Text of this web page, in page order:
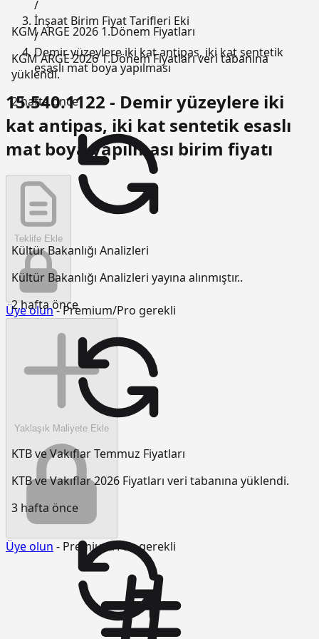
KGM ARGE 2026 1.Dönem Fiyatları
KGM ARGE 2026 1.Dönem Fiyatları veri tabanına
yüklendi.
2 hafta önce
Kültür Bakanlığı Analizleri
Kültür Bakanlığı Analizleri yayına alınmıştır..
2 hafta önce
KTB ve Vakıflar Temmuz Fiyatları
KTB ve Vakıflar 2026 Fiyatları veri tabanına yüklendi.
3 hafta önce
/
İnşaat Birim Fiyat Tarifleri Eki
/
Demir yüzeylere iki kat antipas, iki kat sentetik
esaslı mat boya yapılması
15.540.1122 - Demir yüzeylere iki
kat antipas, iki kat sentetik esaslı
mat boya yapılması birim fiyatı
Teklife Ekle
Üye olun- Premium/Pro gerekli
Yaklaşık Maliyete Ekle
Üye olun - Premium/Pro gerekli